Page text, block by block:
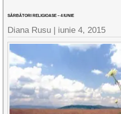
SĂRBĂTORI RELIGIOASE – 4 IUNIE
Diana Rusu | iunie 4, 2015